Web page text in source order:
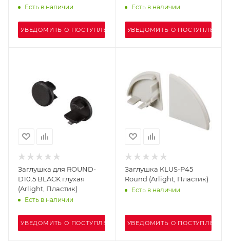
Есть в наличии
УВЕДОМИТЬ О ПОСТУПЛЕНИИ
Есть в наличии
УВЕДОМИТЬ О ПОСТУПЛЕНИИ
Заглушка для ROUND-
D10.5 BLACK глухая
(Arlight, Пластик)
Есть в наличии
УВЕДОМИТЬ О ПОСТУПЛЕНИИ
Заглушка KLUS-P45
Round (Arlight, Пластик)
Есть в наличии
УВЕДОМИТЬ О ПОСТУПЛЕНИИ